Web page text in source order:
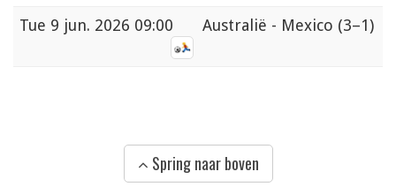
Tue 9 jun. 2026 09:00 Australië - Mexico (3–1)
Spring naar boven